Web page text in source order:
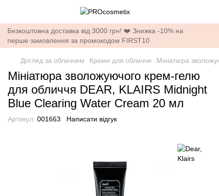
Безкоштовна доставка від 3000 грн! ❤️ Знижка -10% на
перше замовлення за промокодом FIRST10
Догляд за обличчям Креми для обличчя Мініатюра
Мініатюра зволожуючого крем-гелю
для обличчя DEAR, KLAIRS Midnight
Blue Clearing Water Cream 20 мл
Артикул: 001663 Написати відгук